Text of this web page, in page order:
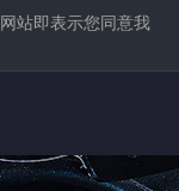
站即表示您同意我